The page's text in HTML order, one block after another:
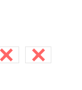
40 41